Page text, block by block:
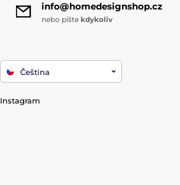
info@homedesignshop.cz
nebo pište kdykoliv
Čeština
Instagram